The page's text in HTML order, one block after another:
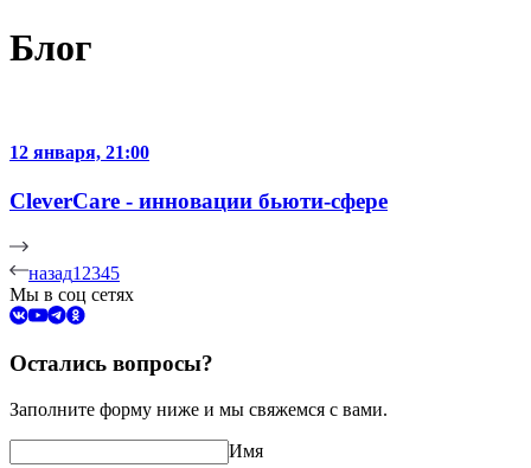
Блог
12 января, 21:00
CleverCare - инновации бьюти-сфере
назад1 2345
Мы в соц сетях
Остались вопросы?
Заполните форму ниже и мы свяжемся с вами.
Имя